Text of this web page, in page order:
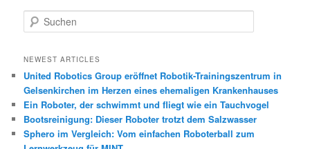
u
h
n
NEWEST ARTICLES
United Robotics Group eröffnet Robotik-Trainingszentrum in
Gelsenkirchen im Herzen eines ehemaligen Krankenhauses
Ein Roboter, der schwimmt und fliegt wie ein Tauchvogel
Bootsreinigung: Dieser Roboter trotzt dem Salzwasser
Sphero im Vergleich: Vom einfachen Roboterball zum